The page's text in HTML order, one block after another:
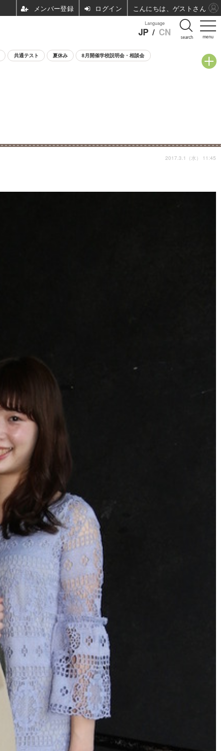
menu
Language
JP / CN search
共通テスト 夏休み 8月開催学校説明会・相談会
2017.3.1（水） 11:45
ログイン こんにちは、ゲストさん